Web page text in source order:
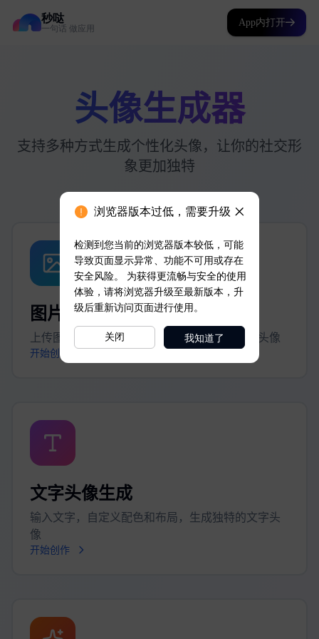
秒哒
一句话 做应用
App内打开
浏览器版本过低，需要升级
检测到您当前的浏览器版本较低，可能
导致页面显示异常、功能不可用或存在
安全风险。 为获得更流畅与安全的使用
体验，请将浏览器升级至最新版本，升
级后重新访问页面进行使用。
关闭 我知道了